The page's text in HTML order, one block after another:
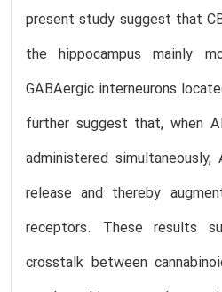
present study suggest that
the hippocampus mainly
GABAergic interneurons
further suggest that, when
administered
release and thereby
receptors. These results
crosstalk between